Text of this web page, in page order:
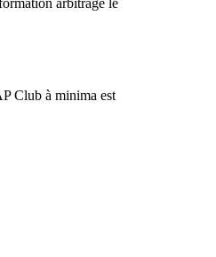
arbitrage le
Club à minima est